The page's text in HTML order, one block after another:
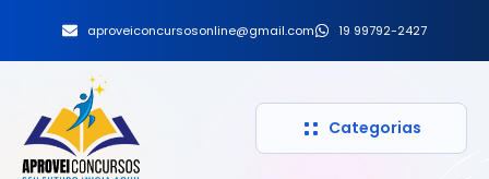
aproveiconcursosonline@gmail.com 19 99792-2427
Categorias